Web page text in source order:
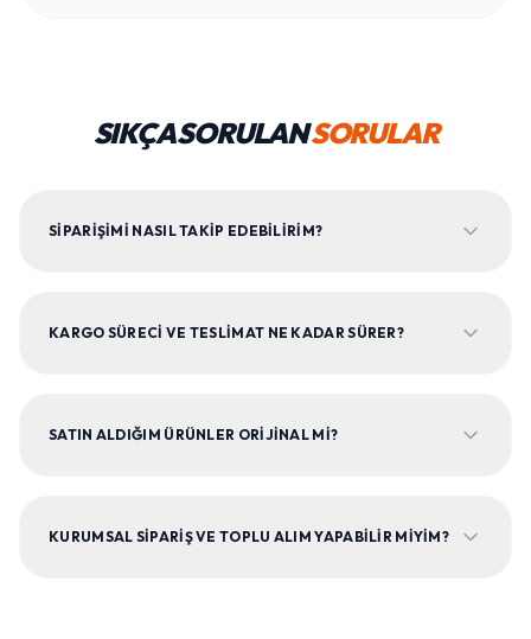
SIKÇA SORULANSORULAR
SIPARIŞIMI NASIL TAKIP EDEBILIRIM?
KARGO SÜRECI VE TESLIMAT NE KADAR SÜRER?
SATIN ALDIĞIM ÜRÜNLER ORIJINAL MI?
KURUMSAL SIPARIŞ VE TOPLU ALIM YAPABILIR MIYIM?